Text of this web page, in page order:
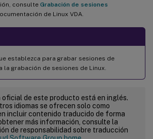
consulte Grabación de sesiones
de Linux VDA.
establezca para grabar sesiones de
la grabación de sesiones de Linux.
oficial de este producto está en inglés.
idiomas se ofrecen solo como
incluir contenido traducido de forma
más información, consulte la
de responsabilidad sobre traducción